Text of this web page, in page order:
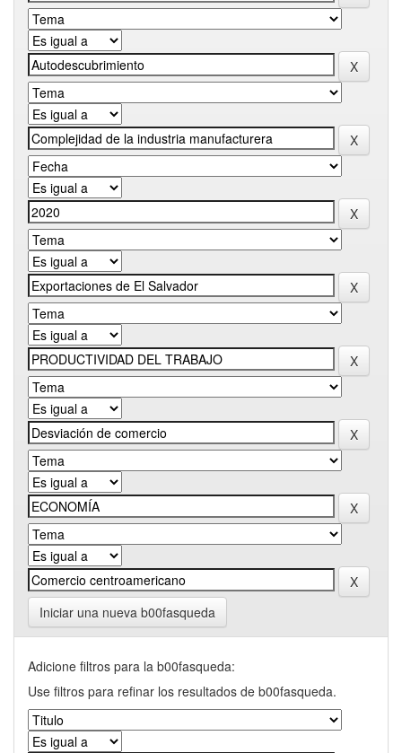
Iniciar una nueva b00fasqueda
Adicione filtros para la b00fasqueda:
Use filtros para refinar los resultados de b00fasqueda.